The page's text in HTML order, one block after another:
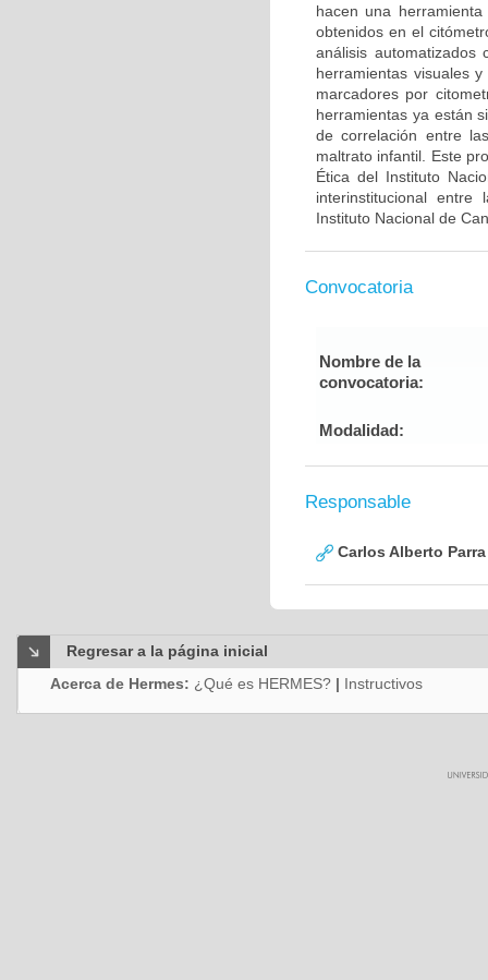
hacen una
obtenidos en el
análisis automatizados
herramientas visuales
marcadores por
herramientas ya están
de correlación entre
maltrato infantil. Este
Ética del Instituto
interinstitucional entre
Instituto Nacional de
Convocatoria
Nombre de la
convocatoria:
Modalidad:
Responsable
Carlos Alberto
Regresar a la página inicial
Acerca de Hermes: ¿Qué es HERMES? | Instructivos